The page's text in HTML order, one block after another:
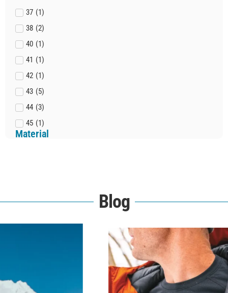
37 (1)
38 (2)
40 (1)
41 (1)
42 (1)
43 (5)
44 (3)
45 (1)
Material
Blog